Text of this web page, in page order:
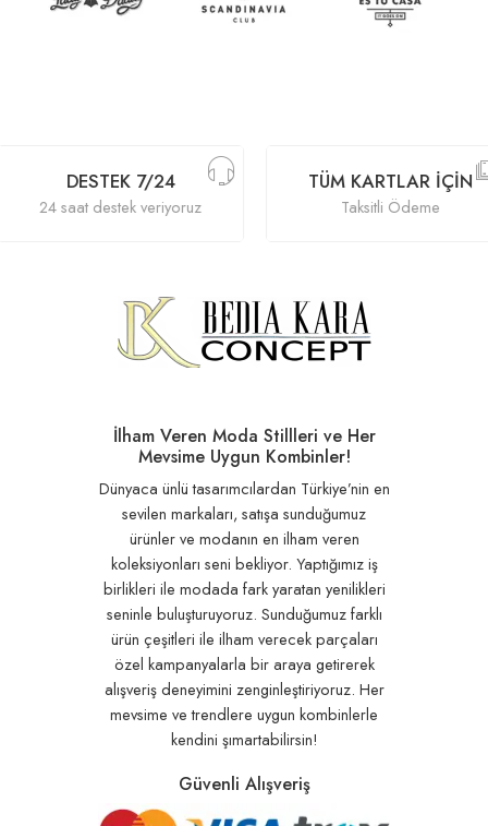
DESTEK 7/24
24 saat destek veriyoruz
TÜM KARTLAR İÇIN
Taksitli Ödeme
İlham Veren Moda Stillleri ve Her
Mevsime Uygun Kombinler!
Dünyaca ünlü tasarımcılardan Türkiye’nin en
sevilen markaları, satışa sunduğumuz
ürünler ve modanın en ilham veren
koleksiyonları seni bekliyor. Yaptığımız iş
birlikleri ile modada fark yaratan yenilikleri
seninle buluşturuyoruz. Sunduğumuz farklı
ürün çeşitleri ile ilham verecek parçaları
özel kampanyalarla bir araya getirerek
alışveriş deneyimini zenginleştiriyoruz. Her
mevsime ve trendlere uygun kombinlerle
kendini şımartabilirsin!
Güvenli Alışveriş